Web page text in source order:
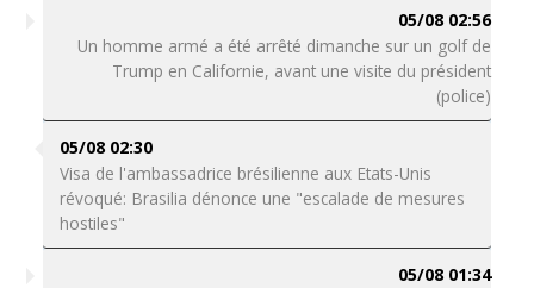
05/08 02:56
Un homme armé a été arrêté dimanche sur un golf de
Trump en Californie, avant une visite du président
(police)
05/08 02:30
Visa de l'ambassadrice brésilienne aux Etats-Unis
révoqué: Brasilia dénonce une "escalade de mesures
hostiles"
05/08 01:34